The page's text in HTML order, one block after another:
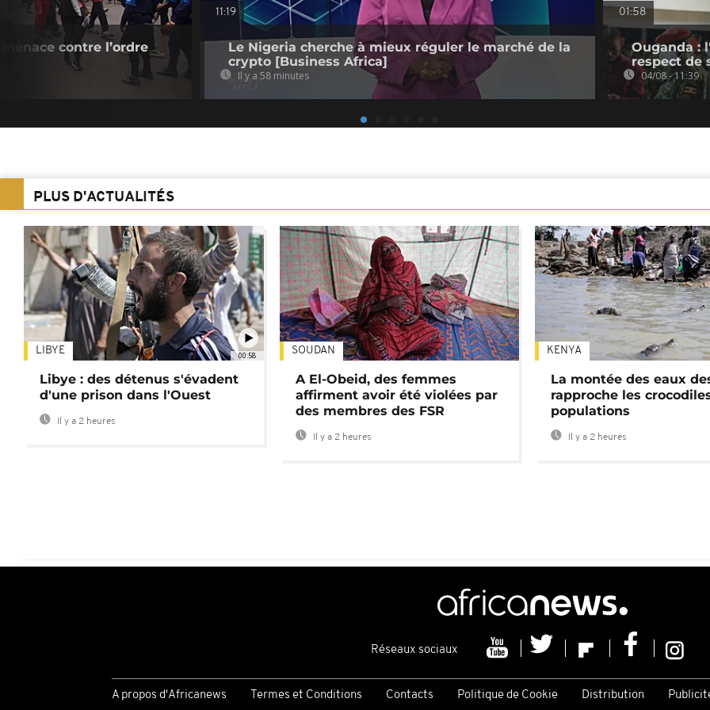
contre l’ordre
11:19
Le Nigeria cherche à mieux réguler le marché de la
crypto [Business Africa]
Il y a 58 minutes
01:58
Ouganda :
respect de
04/08 - 11:39
PLUS D'ACTUALITÉS
00:58
LIBYE
Libye : des détenus s'évadent
d'une prison dans l'Ouest
Il y a 2 heures
SOUDAN
A El-Obeid, des femmes
affirment avoir été violées par
des membres des FSR
Il y a 2 heures
KENYA
La montée des eaux
rapproche les
populations
Il y a 2 heures
Réseaux sociaux
A propos d'Africanews Termes et Conditions Contacts Politique de Cookie Distribution